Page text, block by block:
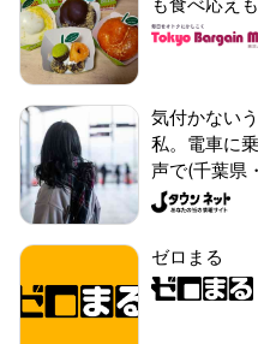
気付かない
私。電車に
声で(千葉県
ゼロまる